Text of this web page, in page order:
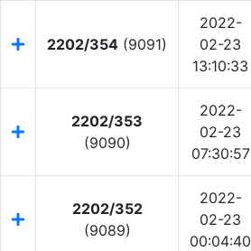
2202/354 (9091)
2022-
02-23
13:10:33
2202/353
(9090)
2022-
02-23
07:30:57
2202/352
(9089)
2022-
02-23
00:04:40